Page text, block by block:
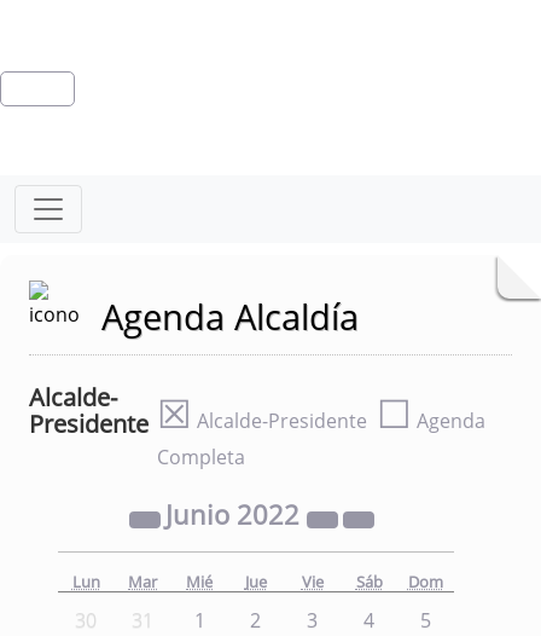
Agenda Alcaldía
Alcalde-
Presidente ☒ Alcalde-Presidente ☐ Agenda
Completa
Junio 2022
Lun Mar Mié Jue Vie Sáb Dom
30 31 1 2 3 4
5